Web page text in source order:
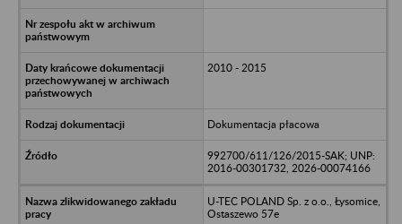
2010 - 2015
Dokumentacja płacowa
992700/611/126/2015-SAK; UNP:
2016-00301732, 2026-00074166
U-TEC POLAND Sp. z o.o., Łysomice,
Ostaszewo 57e